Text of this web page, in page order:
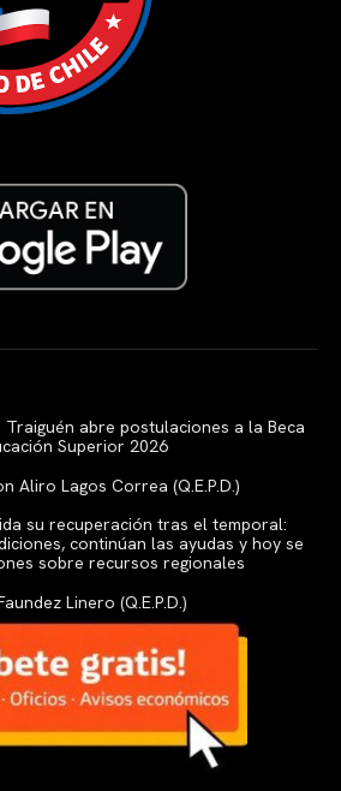
Traiguén abre postulaciones a la Beca
Superior 2026
Aliro Lagos Correa (Q.E.P.D.)
su recuperación tras el temporal:
continúan las ayudas y hoy se
sobre recursos regionales
Linero (Q.E.P.D.)